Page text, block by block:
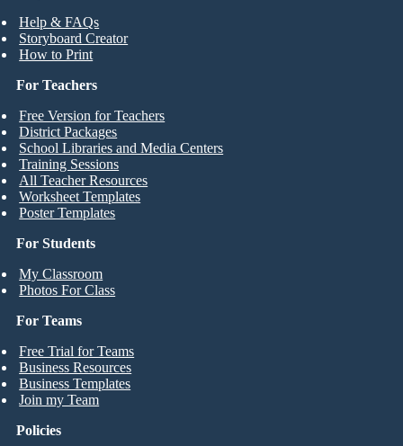
Help & FAQs
Storyboard Creator
How to Print
For Students
My Classroom
Photos For Class
For Teachers
Free Version for Teachers
District Packages
School Libraries and Media Centers
Training Sessions
All Teacher Resources
Worksheet Templates
Poster Templates
For Teams
Free Trial for Teams
Business Resources
Business Templates
Join my Team
Policies